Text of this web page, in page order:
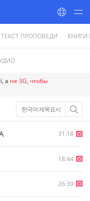
ТЕКСТ ПРОПОВЕДИ
а не 3G, чтобы
한국어 제목표시
31:18
18:44
26:39